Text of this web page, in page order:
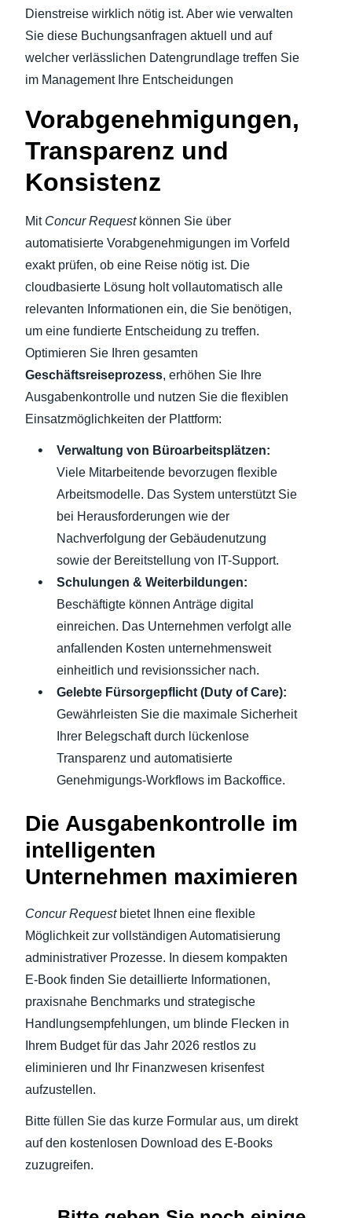
Dienstreise wirklich nötig ist. Aber wie verwalten
Sie diese Buchungsanfragen aktuell und auf
welcher verlässlichen Datengrundlage treffen Sie
im Management Ihre Entscheidungen
Vorabgenehmigungen,
Transparenz und
Konsistenz
Mit Concur Requestkönnen Sie über
automatisierte Vorabgenehmigungen im Vorfeld
exakt prüfen, ob eine Reise nötig ist. Die
cloudbasierte Lösung holt vollautomatisch alle
relevanten Informationen ein, die Sie benötigen,
um eine fundierte Entscheidung zu treffen.
Optimieren Sie Ihren gesamten
Geschäftsreiseprozess, erhöhen Sie Ihre
Ausgabenkontrolle und nutzen Sie die flexiblen
Einsatzmöglichkeiten der Plattform:
Verwaltung von Büroarbeitsplätzen:
Viele Mitarbeitende bevorzugen flexible
Arbeitsmodelle. Das System unterstützt Sie
bei Herausforderungen wie der
Nachverfolgung der Gebäudenutzung
sowie der Bereitstellung von IT-Support.
Schulungen & Weiterbildungen:
Beschäftigte können Anträge digital
einreichen. Das Unternehmen verfolgt alle
anfallenden Kosten unternehmensweit
einheitlich und revisionssicher nach.
Gelebte Fürsorgepflicht (Duty of Care):
Gewährleisten Sie die maximale Sicherheit
Ihrer Belegschaft durch lückenlose
Transparenz und automatisierte
Genehmigungs-Workflows im Backoffice.
Die Ausgabenkontrolle im
intelligenten
Unternehmen maximieren
Concur Requestbietet Ihnen eine flexible
Möglichkeit zur vollständigen Automatisierung
administrativer Prozesse. In diesem kompakten
E-Book finden Sie detaillierte Informationen,
praxisnahe Benchmarks und strategische
Handlungsempfehlungen, um blinde Flecken in
Ihrem Budget für das Jahr 2026 restlos zu
eliminieren und Ihr Finanzwesen krisenfest
aufzustellen.
Bitte füllen Sie das kurze Formular aus, um direkt
auf den kostenlosen Download des E-Books
zuzugreifen.